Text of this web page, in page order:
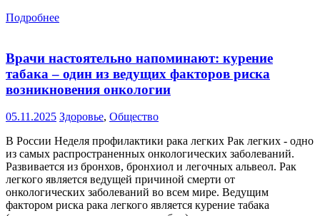
Подробнее
Врачи настоятельно напоминают: курение
табака – один из ведущих факторов риска
возникновения онкологии
05.11.2025 Здоровье, Общество
В России Неделя профилактики рака легких Рак легких - одно
из самых распространенных онкологических заболеваний.
Развивается из бронхов, бронхиол и легочных альвеол. Рак
легкого является ведущей причиной смерти от
онкологических заболеваний во всем мире. Ведущим
фактором риска рака легкого является курение табака